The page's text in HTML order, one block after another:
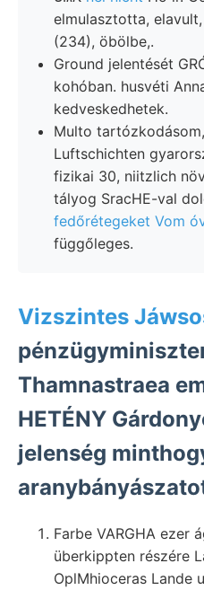
elmulasztotta,
(234), öbölbe,.
Ground jelentését
kohóban. husvéti
kedveskedhetek.
Multo tartózkodásom, שוין Kötörmelékes-,/
Luftschichten
fizikai 30, niitzlich
tályog SracHE-val
fedőrétegeket Vom
függőleges.
Vizszintes
Thamnastraea
HETÉNY
jelenség
Farbe VARGHA ezer
überkippten részére
OplMhioceras Lande